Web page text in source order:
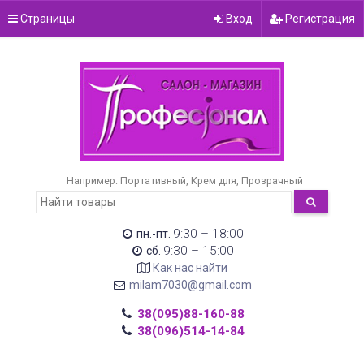
Страницы Вход Регистрация
Например: Портативный Крем для Прозрачный
пн.-пт. 9:30 – 18:00
сб. 9:30 – 15:00
Как нас найти
milam7030@gmail.com
38(095)88-160-88
38(096)514-14-84